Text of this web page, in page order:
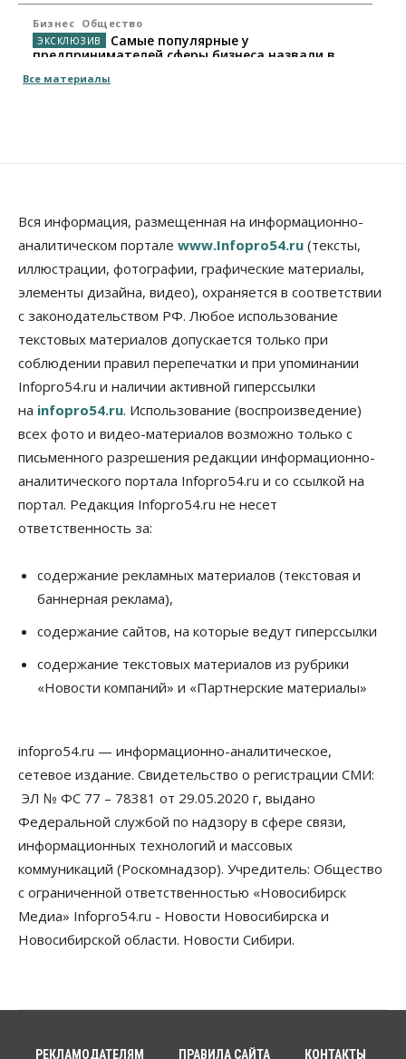
Бизнес Общество
Самые популярные у
предпринимателей сферы бизнеса назвали в
05 Августа 2026, 16:00
Недвижимость
Проект нового микрорайона на улице Кирова
утвердили в Новосибирске
05 Августа 2026, 15:30
Промышленность
Новосибирские компании произвели косметики
на два миллиарда рублей
05 Августа 2026, 15:00
Власть Финансы
Криптовалюта в России официально стала
имуществом
05 Августа 2026, 14:00
Недвижимость
Открыты продажи квартир нового дома в
квартале «Цветной бульвар» ГК «Расцветай»
05 Августа 2026, 13:23
Власть Общество
Ночные маршруты автобусов предлагают ввести
в Новосибирской области
Право&Порядок
Новосибирец пытался провезти из Таиланда
кондитерские изделия с наркотиками
Бизнес Власть
Более 400 новосибирских компаний
вывели зарплату сотрудников «из тени»
05 Августа 2026, 12:00
Бизнес Недвижимость
Новосибирское правительство требует 226 млн со
строителя экстрим-центра
05 Августа 2026, 11:30
Общество
Премьер-министру Мишустину показали проект
подтверждают нормализацию ситуации с
Все материалы
Вся информация, размещенная на информационно-
аналитическом портале www.Infopro54.ru (тексты,
иллюстрации, фотографии, графические материалы,
элементы дизайна, видео), охраняется в соответствии
с законодательством РФ. Любое использование
текстовых материалов допускается только при
соблюдении правил перепечатки и при упоминании
Infopro54.ru и наличии активной гиперссылки
на infopro54.ru. Использование (воспроизведение)
всех фото и видео-материалов возможно только с
письменного разрешения редакции информационно-
аналитического портала Infopro54.ru и со ссылкой на
портал. Редакция Infopro54.ru не несет
ответственность за:
содержание рекламных материалов (текстовая и
баннерная реклама),
содержание сайтов, на которые ведут гиперссылки
содержание текстовых материалов из рубрики
«Новости компаний» и «Партнерские материалы»
infopro54.ru — информационно-аналитическое,
сетевое издание. Свидетельство о регистрации СМИ:
ЭЛ № ФС 77 – 78381 от 29.05.2020 г, выдано
Федеральной службой по надзору в сфере связи,
информационных технологий и массовых
коммуникаций (Роскомнадзор). Учредитель: Общество
с ограниченной ответственностью «Новосибирск
Медиа» Infopro54.ru - Новости Новосибирска и
Новосибирской области. Новости Сибири.
РЕКЛАМОДАТЕЛЯМ ПРАВИЛА САЙТА КОНТАКТЫ